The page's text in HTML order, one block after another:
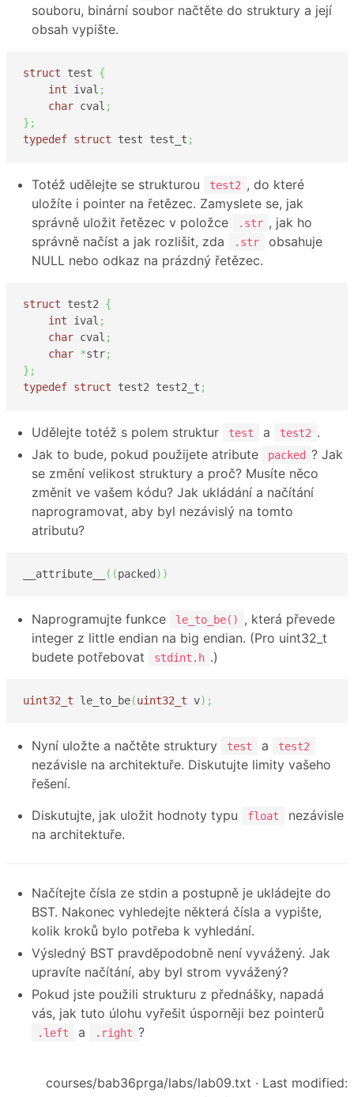
souboru, binární soubor načtěte do struktury a její
obsah vypište.
struct test {
int ival ;
char cval ;
} ;
typedef struct test test_t ;
Totéž udělejte se strukturou test2 , do které
uložíte i pointer na řetězec. Zamyslete se, jak
správně uložit řetězec v položce
.str , jak ho
správně načíst a jak rozlišit, zda
.str
obsahuje
NULL nebo odkaz na prázdný řetězec.
struct test2 {
int ival ;
char cval ;
char *str;
} ;
typedef struct test2 test2_t ;
Udělejte totéž s polem struktur test a test2 .
Jak to bude, pokud použijete atribute
packed ? Jak
se změní velikost struktury a proč? Musíte něco
změnit ve vašem kódu? Jak ukládání a načítání
naprogramovat, aby byl nezávislý na tomto
atributu?
__attribute__ ( (packed ) )
Naprogramujte funkce le_to_be()
, která převede
integer z little endian na big endian. (Pro uint32_t
budete potřebovat
stdint.h .)
uint32_t le_to_be(uint32_t v) ;
Nyní uložte a načtěte struktury test a test2
nezávisle na architektuře. Diskutujte limity vašeho
řešení.
Diskutujte, jak uložit hodnoty typu
float
nezávisle
na architektuře.
Načítejte čísla ze stdin a postupně je ukládejte do
BST. Nakonec vyhledejte některá čísla a vypište,
kolik kroků bylo potřeba k vyhledání.
Výsledný BST pravděpodobně není vyvážený. Jak
upravíte načítání, aby byl strom vyvážený?
Pokud jste použili strukturu z přednášky, napadá
vás, jak tuto úlohu vyřešit úsporněji bez pointerů
.left a .right ?
courses/bab36prga/labs/lab09.txt · Last modified: